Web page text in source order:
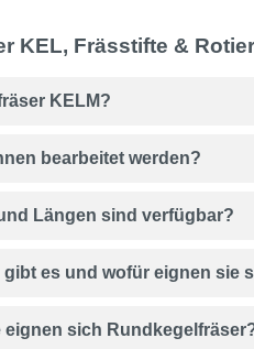
KEL, Frässtifte &
KELM?
bearbeitet werden?
Längen sind verfügbar?
gibt es und wofür eignen sie
eignen sich